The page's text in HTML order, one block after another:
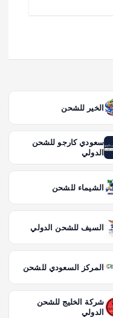
الخير للشحن
سعودي كارجو للشحن
الدولي
الشيماء للشحن
السيف للشحن الدولي
المركز السعودي للشحن
شركة الخليج للشحن
الدولي